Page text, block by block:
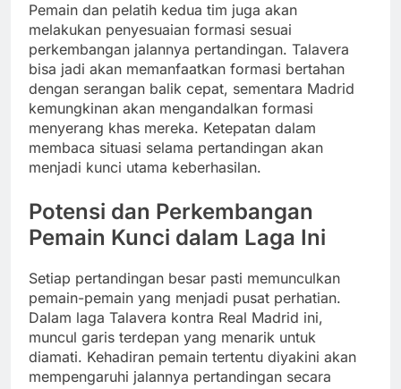
Pemain dan pelatih kedua tim juga akan
melakukan penyesuaian formasi sesuai
perkembangan jalannya pertandingan. Talavera
bisa jadi akan memanfaatkan formasi bertahan
dengan serangan balik cepat, sementara Madrid
kemungkinan akan mengandalkan formasi
menyerang khas mereka. Ketepatan dalam
membaca situasi selama pertandingan akan
menjadi kunci utama keberhasilan.
Potensi dan Perkembangan
Pemain Kunci dalam Laga Ini
Setiap pertandingan besar pasti memunculkan
pemain-pemain yang menjadi pusat perhatian.
Dalam laga Talavera kontra Real Madrid ini,
muncul garis terdepan yang menarik untuk
diamati. Kehadiran pemain tertentu diyakini akan
mempengaruhi jalannya pertandingan secara